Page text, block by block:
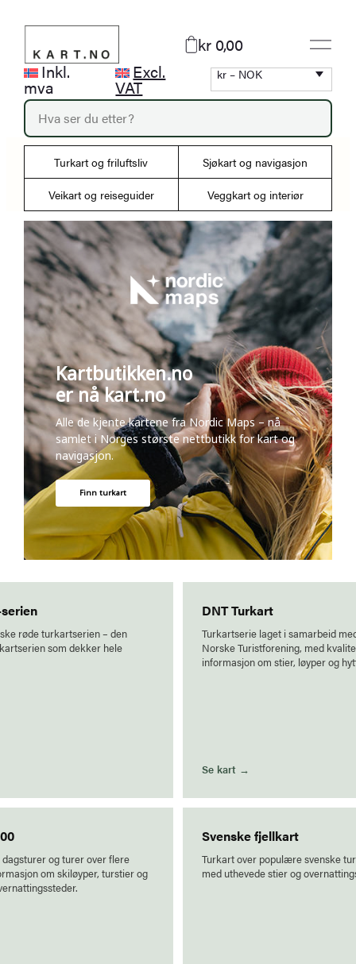
innhold
kr 0,00
Inkl.
mva
Excl.
VAT
kr – NOK
P
o
d
c
s
s
e
a
r
c
h
Turkart og friluftsliv Sjøkart og navigasjon
Veikart og reiseguider Veggkart og interiør
Kartbutikken.no
er nå kart.no
Alle de kjente kartene fra Nordic Maps – nå
samlet i Norges største nettbutikk for kart og
navigasjon.
Finn turkart
røde turkartserien – den
som dekker hele
DNT Turkart
Turkartserie laget i samarbeid
Norske Turistforening, med
informasjon om stier, løyper og
Se kart →
og turer over flere
om skiløyper, turstier og
Svenske fjellkart
Turkart over populære svenske
med uthevede stier og